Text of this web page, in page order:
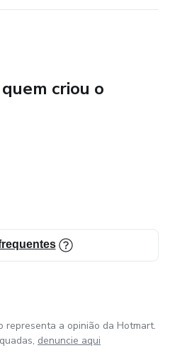
criou o
representa a opinião da Hotmart.
denuncie aqui